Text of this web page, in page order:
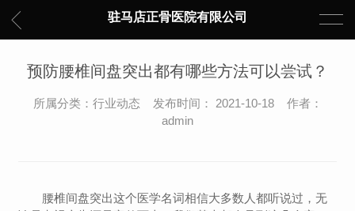
驻马店正骨医院有限公司
预防腰椎间盘突出都有哪些方法可以尝试？
所属分类：行业动态 发布时间： 2021-10-18 作者：
admin
腰椎间盘突出这个医学名词相信大多数人都听说过，无